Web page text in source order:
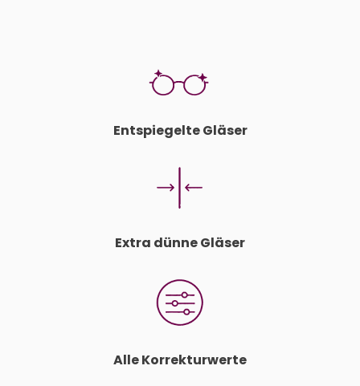
Entspiegelte Gläser
Extra dünne Gläser
Alle Korrekturwerte